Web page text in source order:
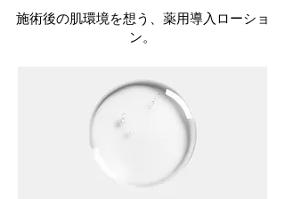
施術後の肌環境を想う、薬用導入ローショ
ン。